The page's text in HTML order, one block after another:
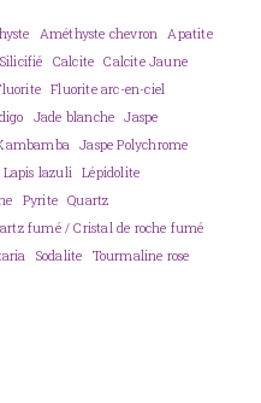
Améthyste chevron
Apatite
Calcite
Calcite Jaune
Fluorite arc-en-ciel
Jade blanche
Jaspe
Jaspe Polychrome
Lapis lazuli
Lépidolite
Pyrite Quartz
fumé / Cristal de roche fumé
Sodalite
Tourmaline rose